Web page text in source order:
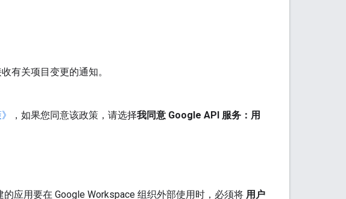
有关项目变更的通知。
，如果您同意该政策，请选择我同意 Google API 服务：用
应用要在 Google Workspace 组织外部使用时，必须将 用户